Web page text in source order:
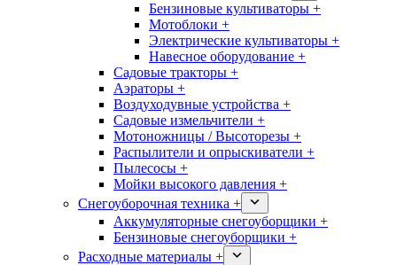
Бензиновые культиваторы +
Мотоблоки +
Электрические культиваторы +
Навесное оборудование +
Садовые тракторы +
Аэраторы +
Воздуходувные устройства +
Садовые измельчители +
Мотоножницы / Высоторезы +
Распылители и опрыскиватели +
Пылесосы +
Мойки высокого давления +
Снегоуборочная техника +
Аккумуляторные снегоуборщики +
Бензиновые снегоуборщики +
Расходные материалы +